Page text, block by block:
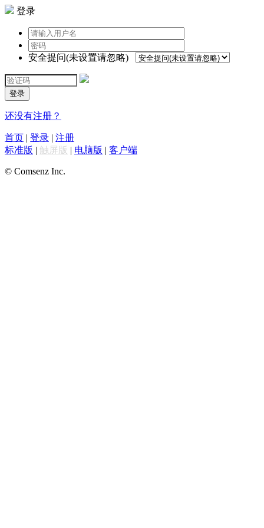
登录
安全提问(未设置请忽略)
登录
还没有注册？
首页 | 登录 | 注册
标准版 | 触屏版 | 电脑版 | 客户端
© Comsenz Inc.